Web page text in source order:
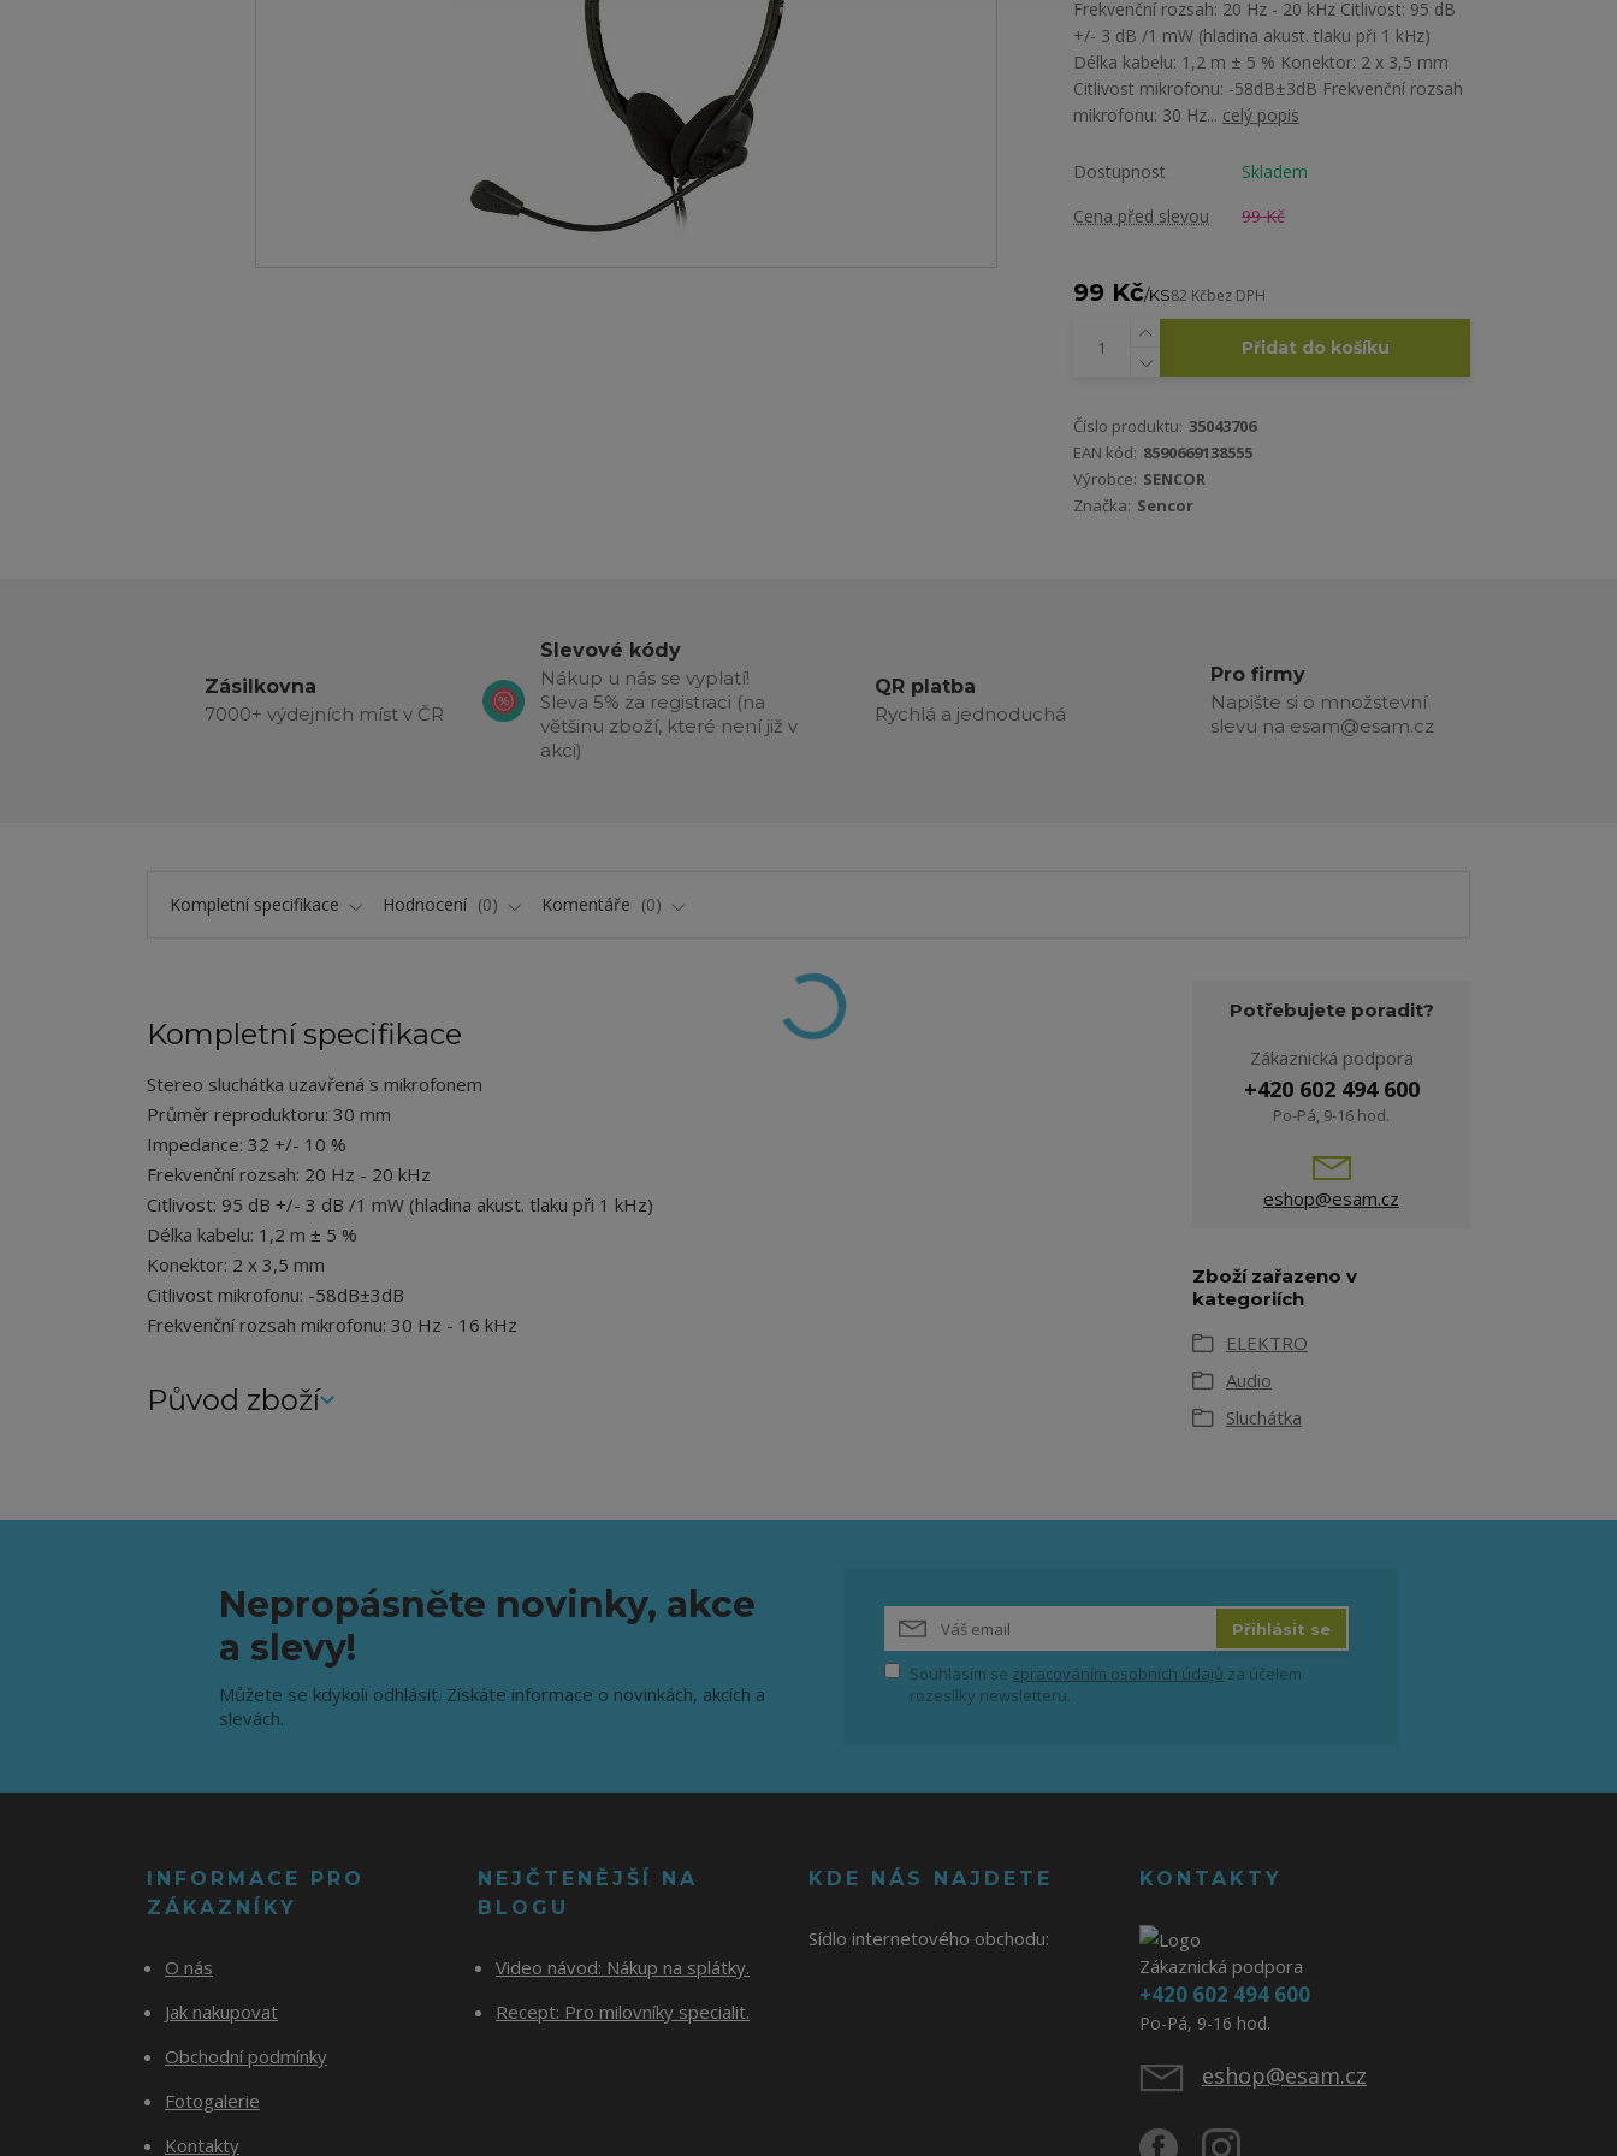
Frekvenční rozsah: 20 Hz - 20 kHz Citlivost: 95 dB
+/- 3 dB /1 mW (hladina akust. tlaku při 1 kHz)
Délka kabelu: 1,2 m ± 5 % Konektor: 2 x 3,5 mm
Citlivost mikrofonu: -58dB±3dB Frekvenční rozsah
mikrofonu: 30 Hz... celý popis
Dostupnost
Skladem
Cena před slevou
99 Kč
99 Kč/KS82 Kčbez DPH
Přidat do košíku
Číslo produktu: 35043706
EAN kód: 8590669138555
Výrobce: SENCOR
Značka: Sencor
Zásilkovna
7000+ výdejních míst v ČR
Slevové kódy
Nákup u nás se vyplatí!
Sleva 5% za registraci (na
většinu zboží, které není již v
akci)
QR platba
Rychlá a jednoduchá
Pro firmy
Napište si o množstevní
slevu na esam@esam.cz
Kompletní specifikace Hodnocení 0 Komentáře 0
Kompletní specifikace
Stereo sluchátka uzavřená s mikrofonem
Průměr reproduktoru: 30 mm
Impedance: 32 +/- 10 %
Frekvenční rozsah: 20 Hz - 20 kHz
Citlivost: 95 dB +/- 3 dB /1 mW (hladina akust. tlaku při 1 kHz)
Délka kabelu: 1,2 m ± 5 %
Konektor: 2 x 3,5 mm
Citlivost mikrofonu: -58dB±3dB
Frekvenční rozsah mikrofonu: 30 Hz - 16 kHz
Původ zboží
Potřebujete poradit?
Zákaznická podpora
+420 602 494 600
Po-Pá, 9-16 hod.
eshop@esam.cz
Zboží zařazeno v
kategoriích
ELEKTRO
Audio
Sluchátka
Nepropásněte novinky, akce
a slevy!
Můžete se kdykoli odhlásit. Získáte informace o novinkách, akcích a
slevách.
Přihlásit se
Souhlasím se zpracováním osobních údajů za účelem
rozesílky newsletteru.
INFORMACE PRO
ZÁKAZNÍKY
O nás
Jak nakupovat
Obchodní podmínky
Fotogalerie
Kontakty
NEJČTENĚJŠÍ NA
BLOGU
Video návod: Nákup na splátky.
Recept: Pro milovníky specialit.
KDE NÁS NAJDETE
Sídlo internetového obchodu:
KONTAKTY
Zákaznická podpora
+420 602 494 600
Po-Pá, 9-16 hod.
eshop@esam.cz